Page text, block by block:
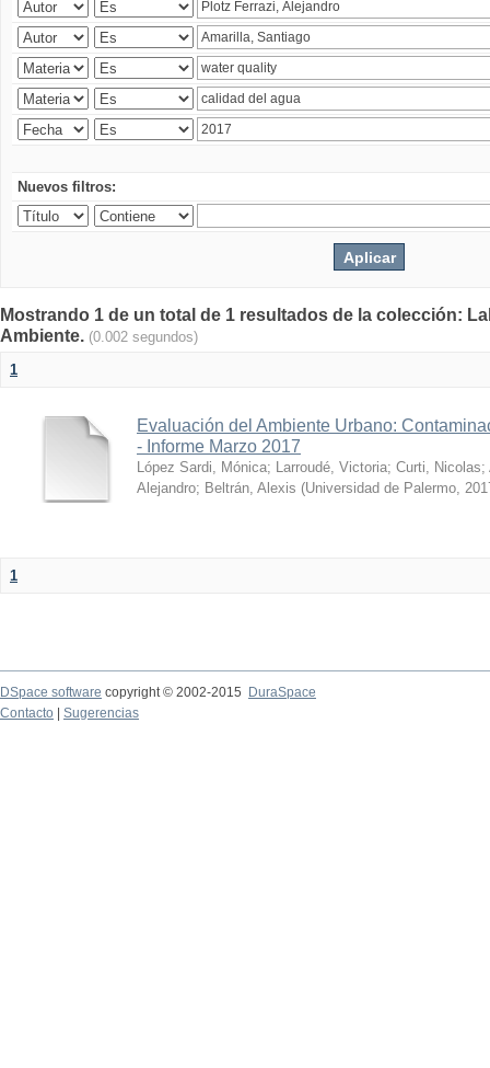
Nuevos filtros:
Mostrando 1 de un total de 1 resultados de la colección:
Ambiente. (0.002 segundos)
1
Evaluación del Ambiente Urbano:
- Informe Marzo 2017
López Sardi, Mónica; Larroudé, Victoria; Curti, Nicolas;
Alejandro; Beltrán, Alexis (Universidad de Palermo,
1
DSpace software copyright © 2002-2015
DuraSpace
Contacto
Sugerencias